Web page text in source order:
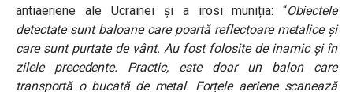
antiaeriene ale Ucrainei și a irosi muniția: “Obiectele
detectate sunt baloane care poartă reflectoare metalice și
care sunt purtate de vânt. Au fost folosite de inamic și în
zilele precedente. Practic, este doar un balon care
transportă o bucată de metal. Forțele aeriene scanează